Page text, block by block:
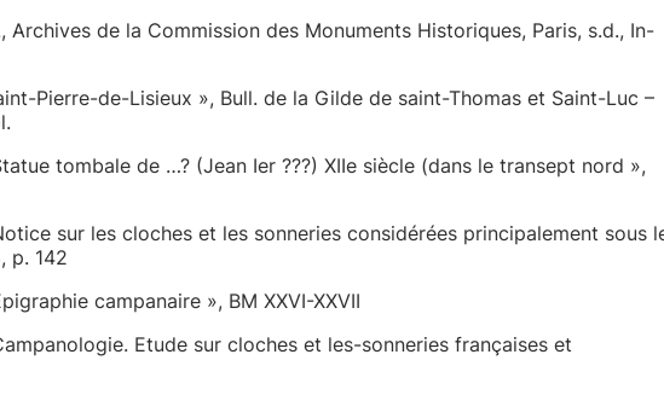
Archives de la Commission des Monuments Historiques, Paris, s.d., In-
Pierre-de-Lisieux », Bull. de la Gilde de saint-Thomas et Saint-Luc –
tombale de …? (Jean Ier ???) XIIe siècle (dans le transept nord »,
sur les cloches et les sonneries considérées principalement sous
p. 142
campanaire », BM XXVI-XXVII
Etude sur cloches et les-sonneries françaises et